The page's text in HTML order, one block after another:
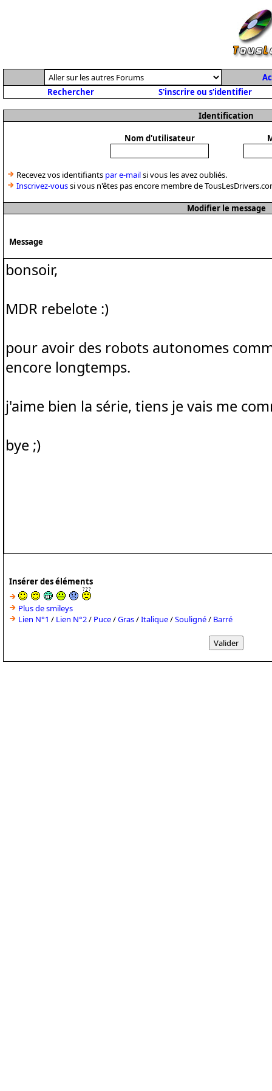
Rechercher
S'inscrire ou s'identifier
Identification
Nom d'utilisateur
Recevez vos identifiants par e-mailsi vous les avez oubliés.
Inscrivez-voussi vous n'êtes pas encore membre de
Modifier le message
Message
Insérer des éléments
Plus de smileys
Lien N°1 / Lien N°2/ Puce/Gras/Italique/Souligné/ Barré